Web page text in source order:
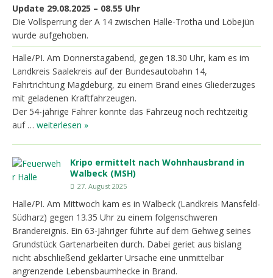
Update 29.08.2025 – 08.55 Uhr
Die Vollsperrung der A 14 zwischen Halle-Trotha und Löbejün
wurde aufgehoben.
Halle/PI. Am Donnerstagabend, gegen 18.30 Uhr, kam es im
Landkreis Saalekreis auf der Bundesautobahn 14,
Fahrtrichtung Magdeburg, zu einem Brand eines Gliederzuges
mit geladenen Kraftfahrzeugen.
Der 54-jährige Fahrer konnte das Fahrzeug noch rechtzeitig
auf … weiterlesen »
Kripo ermittelt nach Wohnhausbrand in
Walbeck (MSH)
27. August 2025
Halle/PI. Am Mittwoch kam es in Walbeck (Landkreis Mansfeld-
Südharz) gegen 13.35 Uhr zu einem folgenschweren
Brandereignis. Ein 63-Jähriger führte auf dem Gehweg seines
Grundstück Gartenarbeiten durch. Dabei geriet aus bislang
nicht abschließend geklärter Ursache eine unmittelbar
angrenzende Lebensbaumhecke in Brand.